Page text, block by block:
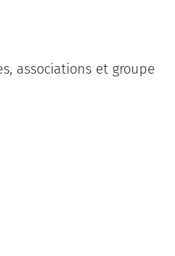
associations et groupe